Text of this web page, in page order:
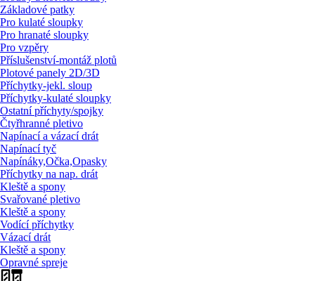
Základové patky
Pro kulaté sloupky
Pro hranaté sloupky
Pro vzpěry
Příslušenství-montáž plotů
Plotové panely 2D/3D
Příchytky-jekl. sloup
Příchytky-kulaté sloupky
Ostatní příchyty/spojky
Čtyřhranné pletivo
Napínací a vázací drát
Napínací tyč
Napínáky,Očka,Opasky
Příchytky na nap. drát
Kleště a spony
Svařované pletivo
Kleště a spony
Vodící příchytky
Vázací drát
Kleště a spony
Opravné spreje